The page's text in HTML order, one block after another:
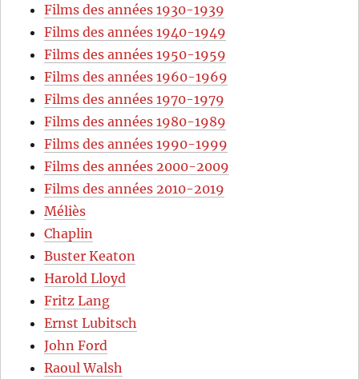
Films des années 1930-1939
Films des années 1940-1949
Films des années 1950-1959
Films des années 1960-1969
Films des années 1970-1979
Films des années 1980-1989
Films des années 1990-1999
Films des années 2000-2009
Films des années 2010-2019
Méliès
Chaplin
Buster Keaton
Harold Lloyd
Fritz Lang
Ernst Lubitsch
John Ford
Raoul Walsh